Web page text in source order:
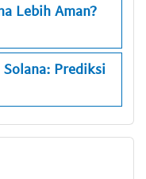
Lebih Aman?
Solana: Prediksi